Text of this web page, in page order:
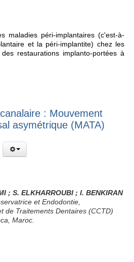
maladies péri-implantaires (c'est-à-
et la péri-implantite) chez les
restaurations implanto-portées à
: Mouvement
asymétrique (MATA)
; S. ELKHARROUBI ; I. BENKIRAN
et Endodontie,
de Traitements Dentaires (CCTD)
Maroc.